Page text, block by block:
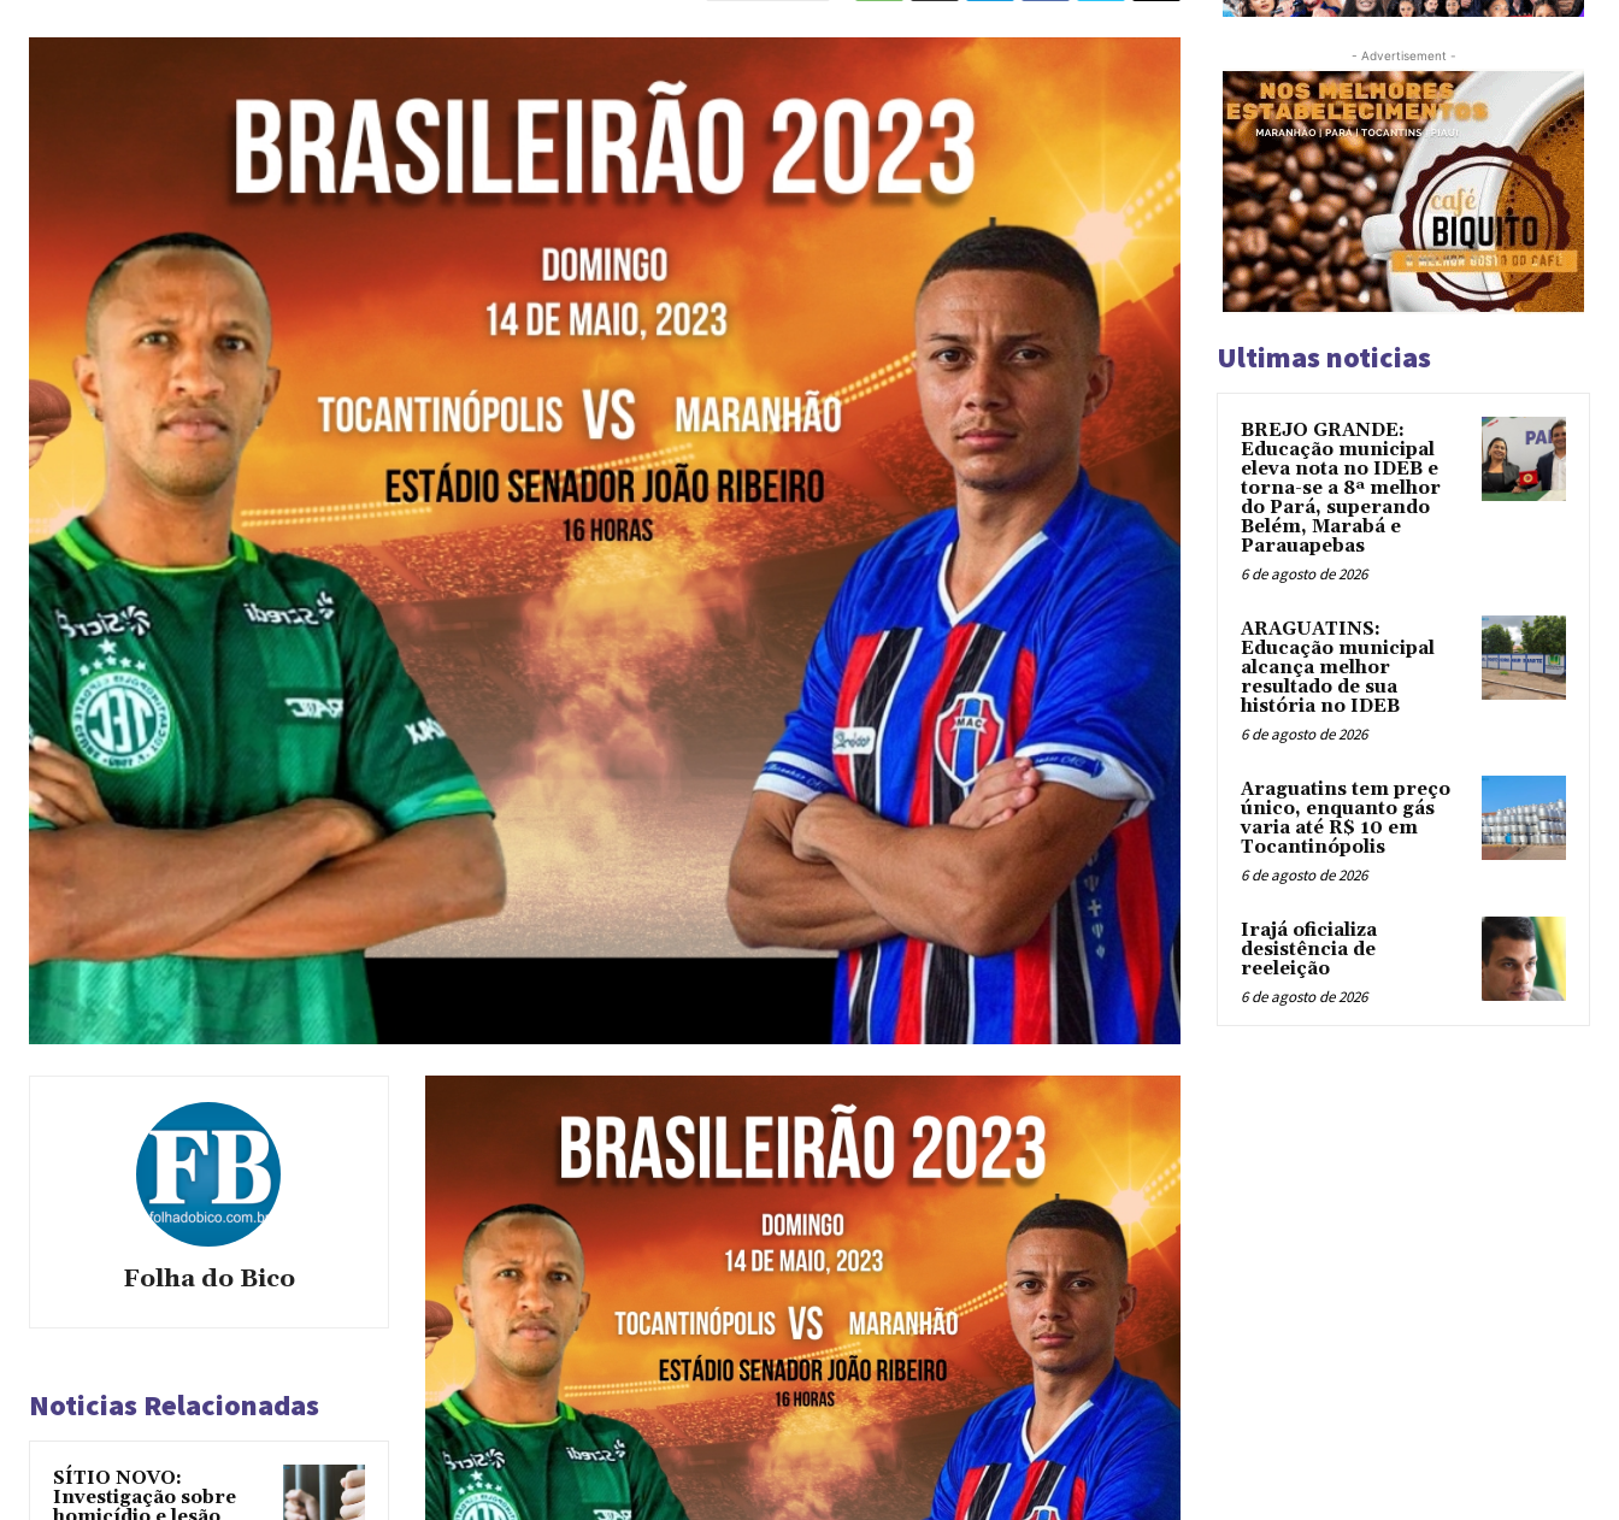
Folha do Bico
Noticias Relacionadas
SÍTIO NOVO:
Investigação sobre
- Advertisement -
Ultimas noticias
BREJO GRANDE:
Educação municipal
eleva nota no IDEB e
torna-se a 8ª melhor
do Pará, superando
Belém, Marabá e
Parauapebas
6 de agosto de 2026
ARAGUATINS:
Educação municipal
alcança melhor
resultado de sua
história no IDEB
6 de agosto de 2026
Araguatins tem preço
único, enquanto gás
varia até R$ 10 em
Tocantinópolis
6 de agosto de 2026
Irajá oficializa
desistência de
reeleição
6 de agosto de 2026